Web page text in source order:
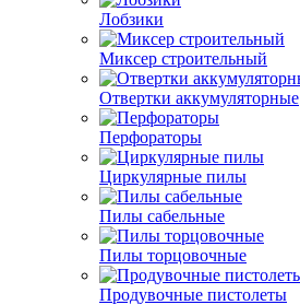
Лобзики
Миксер строительный
Отвертки аккумуляторные
Перфораторы
Циркулярные пилы
Пилы сабельные
Пилы торцовочные
Продувочные пистолеты